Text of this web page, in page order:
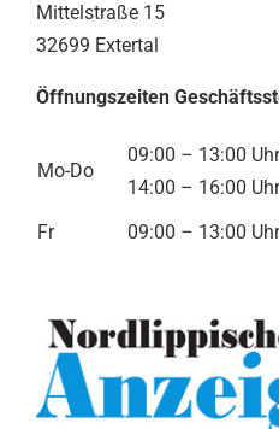
Mittelstraße 15
32699 Extertal
Öffnungszeiten
Mo-Do
09:00 – 13:00 Uhr
14:00 – 16:00 Uhr
Fr
09:00 – 13:00 Uhr